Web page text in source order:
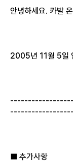
안녕하세요. 카발
2005년 11월 5일
■ 추가사항